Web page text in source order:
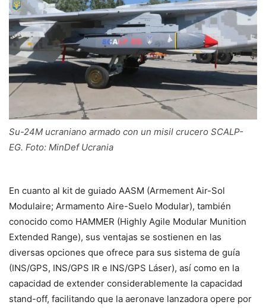
Su-24M ucraniano armado con un misil crucero SCALP-
EG. Foto: MinDef Ucrania
En cuanto al kit de guiado AASM (Armement Air-Sol
Modulaire; Armamento Aire-Suelo Modular), también
conocido como HAMMER (Highly Agile Modular Munition
Extended Range), sus ventajas se sostienen en las
diversas opciones que ofrece para sus sistema de guía
(INS/GPS, INS/GPS IR e INS/GPS Láser), así como en la
capacidad de extender considerablemente la capacidad
stand-off, facilitando que la aeronave lanzadora opere por